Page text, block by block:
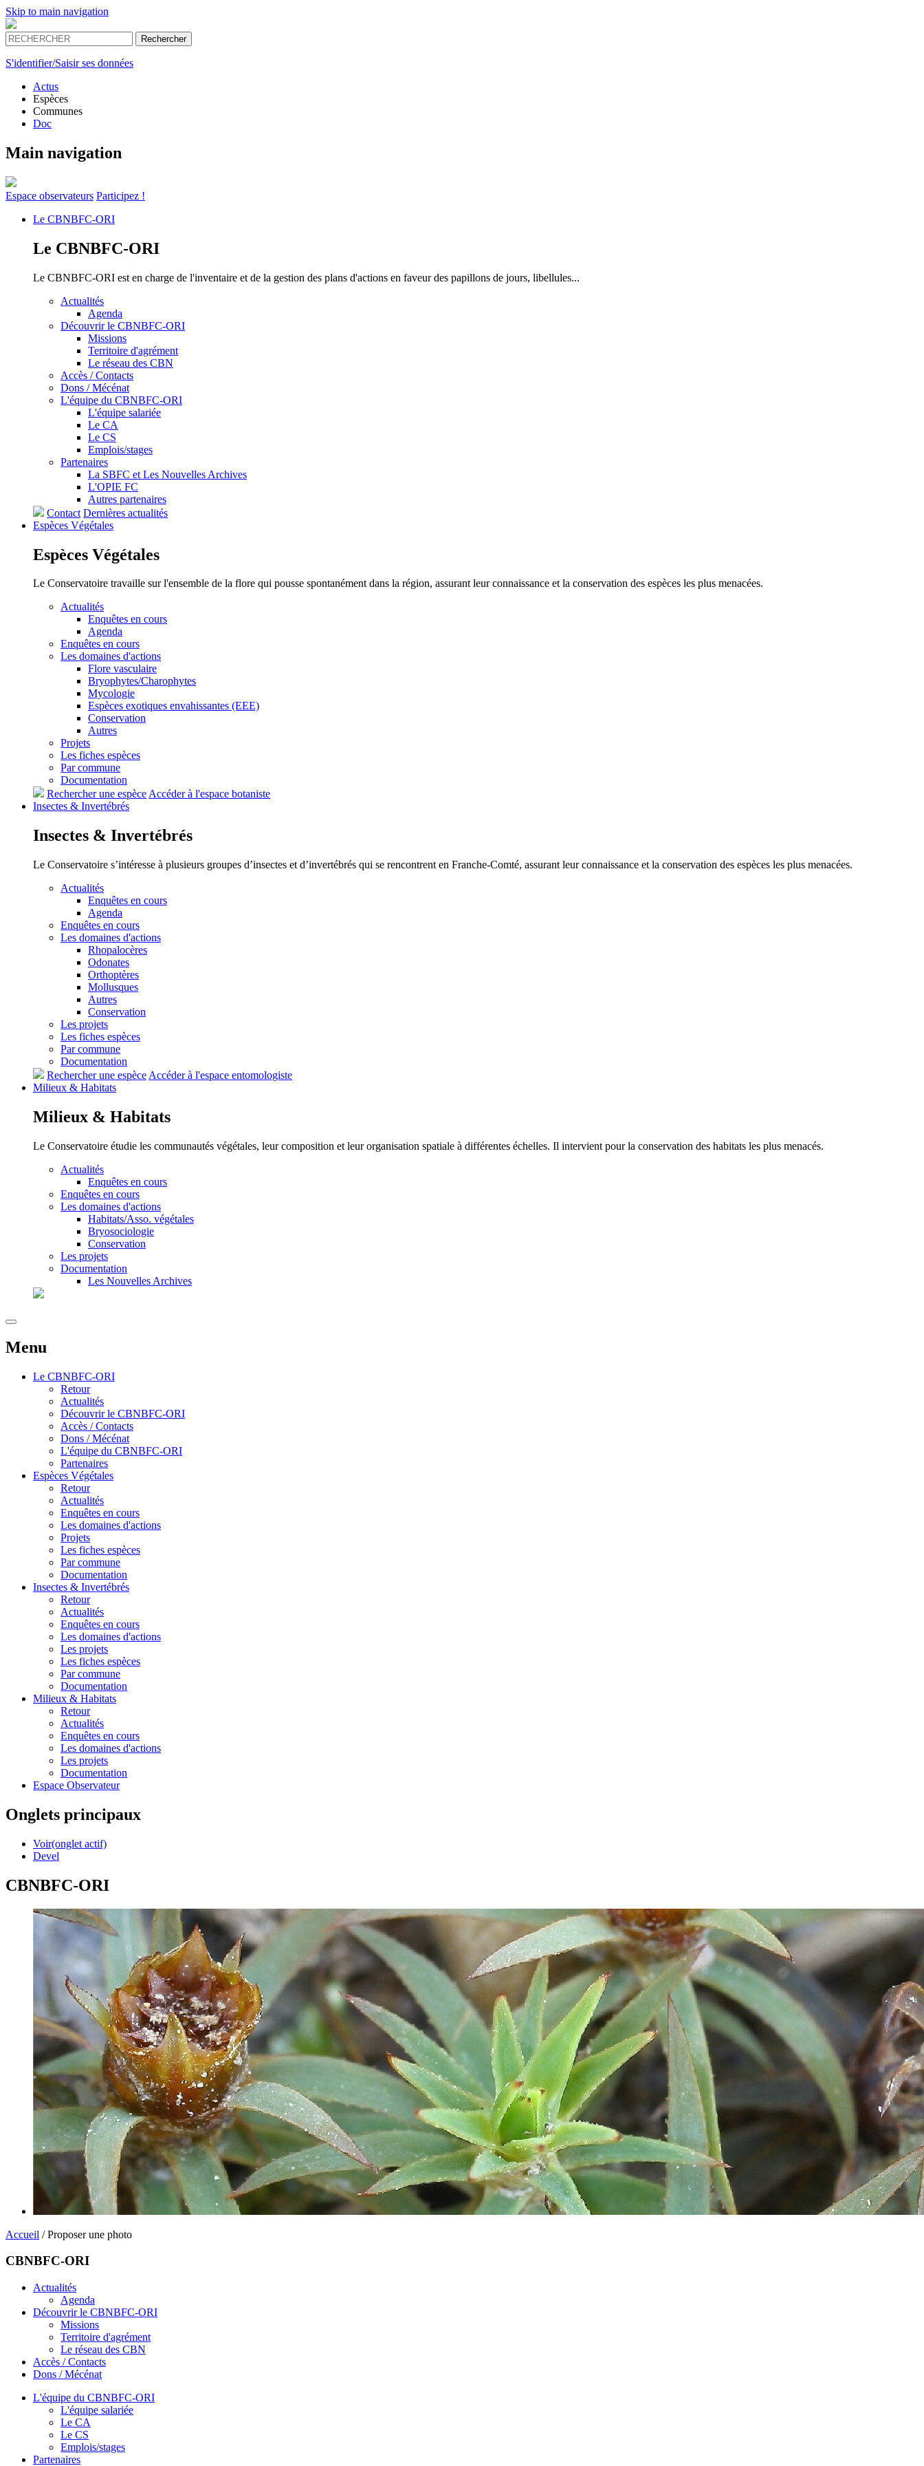
Skip to main navigation
S'identifier/Saisir ses données
Actus
Espèces
Communes
Doc
Main navigation
Espace observateurs Participez !
Le CBNBFC-ORI
Le CBNBFC-ORI
Le CBNBFC-ORI est en charge de l'inventaire et de la gestion des plans d'actions en faveur des papillons de jours, libellules...
Actualités
Agenda
Découvrir le CBNBFC-ORI
Missions
Territoire d'agrément
Le réseau des CBN
Accès / Contacts
Dons / Mécénat
L'équipe du CBNBFC-ORI
L'équipe salariée
Le CA
Le CS
Emplois/stages
Partenaires
La SBFC et Les Nouvelles Archives
L'OPIE FC
Autres partenaires
Contact Dernières actualités
Espèces Végétales
Espèces Végétales
Le Conservatoire travaille sur l'ensemble de la flore qui pousse spontanément dans la région, assurant leur connaissance et la conservation des espèces les plus menacées.
Actualités
Enquêtes en cours
Agenda
Enquêtes en cours
Les domaines d'actions
Flore vasculaire
Bryophytes/Charophytes
Mycologie
Espèces exotiques envahissantes (EEE)
Conservation
Autres
Projets
Les fiches espèces
Par commune
Documentation
Rechercher une espèceAccéder à l'espace botaniste
Insectes & Invertébrés
Insectes & Invertébrés
Le Conservatoire s’intéresse à plusieurs groupes d’insectes et d’invertébrés qui se rencontrent en Franche-Comté, assurant leur connaissance et la conservation des espèces les plus menacées.
Actualités
Enquêtes en cours
Agenda
Enquêtes en cours
Les domaines d'actions
Rhopalocères
Odonates
Orthoptères
Mollusques
Autres
Conservation
Les projets
Les fiches espèces
Par commune
Documentation
Rechercher une espèce Accéder à l'espace entomologiste
Milieux & Habitats
Milieux & Habitats
Le Conservatoire étudie les communautés végétales, leur composition et leur organisation spatiale à différentes échelles. Il intervient pour la conservation des habitats les plus menacés.
Actualités
Enquêtes en cours
Enquêtes en cours
Les domaines d'actions
Habitats/Asso. végétales
Bryosociologie
Conservation
Les projets
Documentation
Les Nouvelles Archives
Menu
Le CBNBFC-ORI
Retour
Actualités
Découvrir le CBNBFC-ORI
Accès / Contacts
Dons / Mécénat
L'équipe du CBNBFC-ORI
Partenaires
Espèces Végétales
Retour
Actualités
Enquêtes en cours
Les domaines d'actions
Projets
Les fiches espèces
Par commune
Documentation
Insectes & Invertébrés
Retour
Actualités
Enquêtes en cours
Les domaines d'actions
Les projets
Les fiches espèces
Par commune
Documentation
Milieux & Habitats
Retour
Actualités
Enquêtes en cours
Les domaines d'actions
Les projets
Documentation
Espace Observateur
Onglets principaux
Voir(onglet actif)
Devel
CBNBFC-ORI
Accueil / Proposer une photo
CBNBFC-ORI
Actualités
Agenda
Découvrir le CBNBFC-ORI
Missions
Territoire d'agrément
Le réseau des CBN
Accès / Contacts
Dons / Mécénat
L'équipe du CBNBFC-ORI
L'équipe salariée
Le CA
Le CS
Emplois/stages
Partenaires